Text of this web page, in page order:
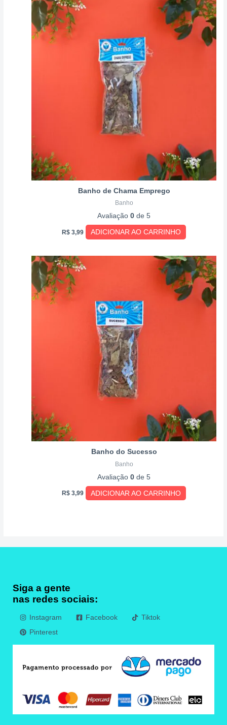
Banho de Chama Emprego
Banho
Avaliação0 de 5
R$3,99 ADICIONAR AO CARRINHO
Banho do Sucesso
Banho
Avaliação0 de 5
R$3,99 ADICIONAR AO CARRINHO
Siga a gente
nas redes sociais:
Instagram Facebook
Tiktok
Pinterest